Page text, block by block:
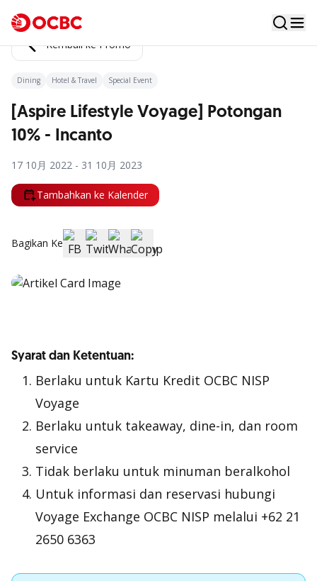
Kembali ke Promo
Dining Hotel & Travel Special Event
[Aspire Lifestyle Voyage] Potongan
10% - Incanto
17 10月 2022 - 31 10月 2023
Tambahkan ke Kalender
Bagikan Ke
Syarat dan Ketentuan:
Berlaku untuk Kartu Kredit OCBC NISP
Voyage
Berlaku untuk takeaway, dine-in, dan room
service
Tidak berlaku untuk minuman beralkohol
Untuk informasi dan reservasi hubungi
Voyage Exchange OCBC NISP melalui +62 21
2650 6363